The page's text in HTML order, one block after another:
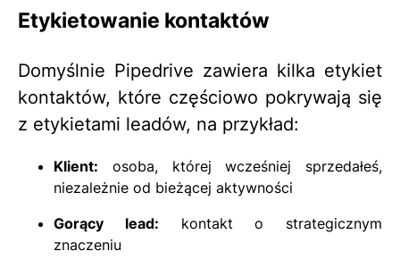
Etykietowanie kontaktów
Domyślnie Pipedrive zawiera kilka etykiet
kontaktów, które częściowo pokrywają się
z etykietami leadów, na przykład:
Klient: osoba, której wcześniej sprzedałeś,
niezależnie od bieżącej aktywności
Gorący lead: kontakt o strategicznym
znaczeniu